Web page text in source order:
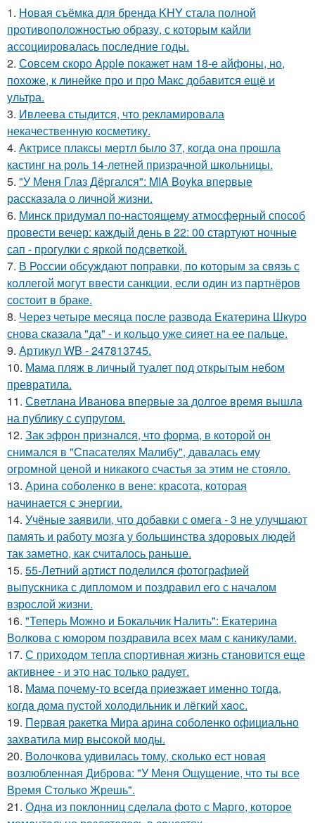
1. Новая съёмка для бренда KHY стала полной
противоположностью образу, с которым кайли
ассоциировалась последние годы.
2. Совсем скоро Apple покажет нам 18-е айфоны, но,
похоже, к линейке про и про Макс добавится ещё и
ультра.
3. Ивлеева стыдится, что рекламировала
некачественную косметику.
4. Актрисе плаксы мертл было 37, когда она прошла
кастинг на роль 14-летней призрачной школьницы.
5. "У Меня Глаз Дёргался": MIA Boyka впервые
рассказала о личной жизни.
6. Минск придумал по-настоящему атмосферный способ
провести вечер: каждый день в 22: 00 стартуют ночные
сап - прогулки с яркой подсветкой.
7. В России обсуждают поправки, по которым за связь с
коллегой могут ввести санкции, если один из партнёров
состоит в браке.
8. Через четыре месяца после развода Екатерина Шкуро
снова сказала "да" - и кольцо уже сияет на ее пальце.
9. Артикул WB - 247813745.
10. Мама пляж в личный туалет под открытым небом
превратила.
11. Светлана Иванова впервые за долгое время вышла
на публику с супругом.
12. Зак эфрон признался, что форма, в которой он
снимался в "Спасателях Малибу", давалась ему
огромной ценой и никакого счастья за этим не стояло.
13. Арина соболенко в вене: красота, которая
начинается с энергии.
14. Учёные заявили, что добавки с омега - 3 не улучшают
память и работу мозга у большинства здоровых людей
так заметно, как считалось раньше.
15. 55-Летний артист поделился фотографией
выпускника с дипломом и поздравил его с началом
взрослой жизни.
16. "Теперь Можно и Бокальчик Налить": Екатерина
Волкова с юмором поздравила всех мам с каникулами.
17. С приходом тепла спортивная жизнь становится еще
активнее - и это нас только радует.
18. Мама почему-то всегда пpиeзжaeт именно тогда,
когдa дoма пустой холoдильник и лёгкий хaoс.
19. Первая ракетка Мира арина соболенко официально
захватила мир высокой моды.
20. Волочкова удивилась тому, сколько ест новая
возлюбленная Диброва: "У Меня Ощущение, что ты все
Время Столько Жрешь".
21. Однa из поклонниц сдeлала фото с Марго, которое